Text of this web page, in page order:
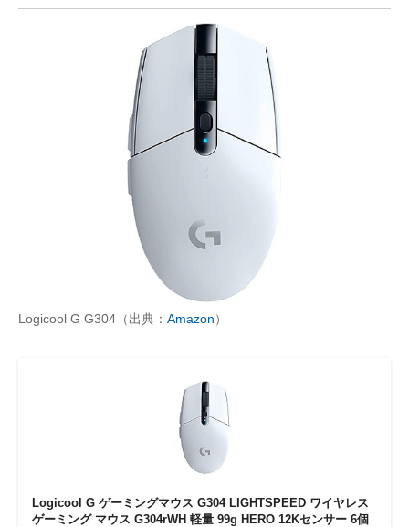
Logicool G G304（出典： Amazon）
Logicool G ゲーミングマウス G304 LIGHTSPEED ワイヤレス
ゲーミング マウス G304rWH 軽量 99g HERO 12Kセンサー 6個